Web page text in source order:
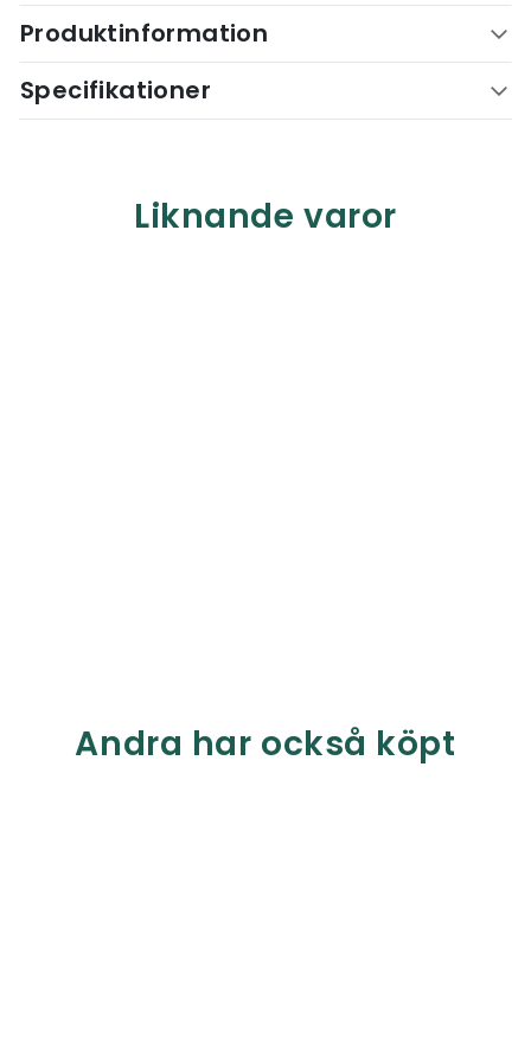
Produktinformation
Specifikationer
Liknande varor
Andra har också köpt